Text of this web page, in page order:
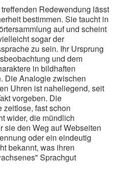
Redewendung lässt
bestimmen. Sie taucht in
auf und scheint
sogar der
zu sein. Ihr Ursprung
und dem
in bildhaften
Die Analogie zwischen
Uhren ist naheliegend, seit
vorgeben. Die
fast schon
wider, die mündlich
sie den Weg auf Webseiten
oder ein eindeutig
bekannt, was ihren
Sprachgut